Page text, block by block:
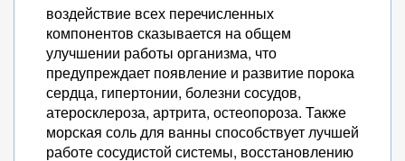
воздействие всех перечисленных
компонентов сказывается на общем
улучшении работы организма, что
предупреждает появление и развитие порока
сердца, гипертонии, болезни сосудов,
атеросклероза, артрита, остеопороза. Также
морская соль для ванны способствует лучшей
работе сосудистой системы, восстановлению